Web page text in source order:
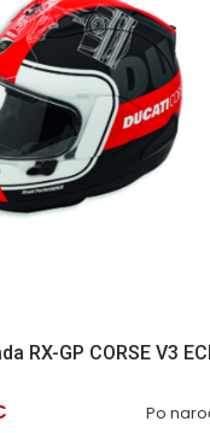
RX-GP CORSE V3
Po